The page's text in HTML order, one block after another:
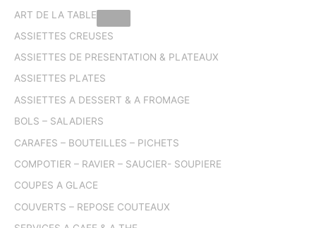
ART DE LA TABLE
ASSIETTES CREUSES
ASSIETTES DE PRESENTATION & PLATEAUX
ASSIETTES PLATES
ASSIETTES A DESSERT & A FROMAGE
BOLS – SALADIERS
CARAFES – BOUTEILLES – PICHETS
COMPOTIER – RAVIER – SAUCIER- SOUPIERE
COUPES A GLACE
COUVERTS – REPOSE COUTEAUX